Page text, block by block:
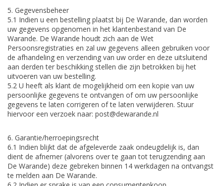
5. Gegevensbeheer
5.1 Indien u een bestelling plaatst bij De Warande, dan worden
uw gegevens opgenomen in het klantenbestand van De
Warande. De Warande houdt zich aan de Wet
Persoonsregistraties en zal uw gegevens alleen gebruiken voor
de afhandeling en verzending van uw order en deze uitsluitend
aan derden ter beschikking stellen die zijn betrokken bij het
uitvoeren van uw bestelling.
5.2 U heeft als klant de mogelijkheid om een kopie van uw
persoonlijke gegevens te ontvangen of om uw persoonlijke
gegevens te laten corrigeren of te laten verwijderen. Stuur
hiervoor een verzoek naar: post@dewarande.nl
6. Garantie/herroepingsrecht
6.1 Indien blijkt dat de afgeleverde zaak ondeugdelijk is, dan
dient de afnemer (alvorens over te gaan tot terugzending aan
De Warande) deze gebreken binnen 14 werkdagen na ontvangst
te melden aan De Warande.